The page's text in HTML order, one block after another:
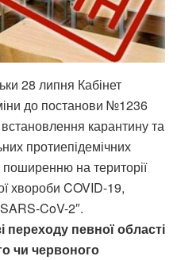
28 липня Кабінет
до постанови №1236
карантину та
протиепідемічних
поширенню на території
хвороби COVID-19,
CoV-2″.
переходу певної області
чи червоного